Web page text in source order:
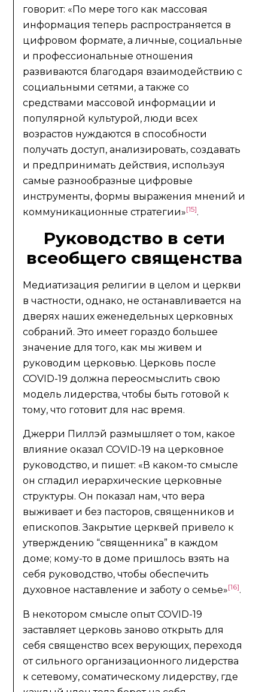
говорит: «По мере того как массовая
информация теперь распространяется в
цифровом формате, а личные, социальные
и профессиональные отношения
развиваются благодаря взаимодействию с
социальными сетями, а также со
средствами массовой информации и
популярной культурой, люди всех
возрастов нуждаются в способности
получать доступ, анализировать, создавать
и предпринимать действия, используя
самые разнообразные цифровые
инструменты, формы выражения мнений и
коммуникационные стратегии»[15].
Руководство в сети
всеобщего священства
Медиатизация религии в целом и церкви
в частности, однако, не останавливается на
дверях наших еженедельных церковных
собраний. Это имеет гораздо большее
значение для того, как мы живем и
руководим церковью. Церковь после
COVID-19 должна переосмыслить свою
модель лидерства, чтобы быть готовой к
тому, что готовит для нас время.
Джерри Пиллэй размышляет о том, какое
влияние оказал COVID-19 на церковное
руководство, и пишет: «В каком-то смысле
он сгладил иерархические церковные
структуры. Он показал нам, что вера
выживает и без пасторов, священников и
епископов. Закрытие церквей привело к
утверждению “священника” в каждом
доме; кому-то в доме пришлось взять на
себя руководство, чтобы обеспечить
духовное наставление и заботу о семье»[16].
В некотором смысле опыт COVID-19
заставляет церковь заново открыть для
себя священство всех верующих, переходя
от сильного организационного лидерства
к сетевому, соматическому лидерству, где